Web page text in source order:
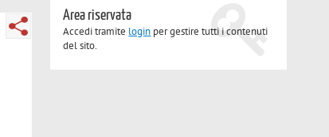
Area riservata
Accedi tramite login per gestire tutti i contenuti
del sito.